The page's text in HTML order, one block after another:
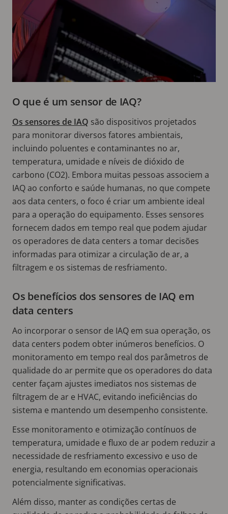
O que é um sensor de IAQ?
Os sensores de IAQ são dispositivos projetados
para monitorar diversos fatores ambientais,
incluindo poluentes e contaminantes no ar,
temperatura, umidade e níveis de dióxido de
carbono (CO2). Embora muitas pessoas associem a
IAQ ao conforto e saúde humanas, no que compete
aos data centers, o foco é criar um ambiente ideal
para a operação do equipamento. Esses sensores
fornecem dados em tempo real que podem ajudar
os operadores de data centers a tomar decisões
informadas para otimizar a circulação de ar, a
filtragem e os sistemas de resfriamento.
Os benefícios dos sensores de IAQ em
data centers
Ao incorporar o sensor de IAQ em sua operação, os
data centers podem obter inúmeros benefícios. O
monitoramento em tempo real dos parâmetros de
qualidade do ar permite que os operadores do data
center façam ajustes imediatos nos sistemas de
filtragem de ar e HVAC, evitando ineficiências do
sistema e mantendo um desempenho consistente.
Esse monitoramento e otimização contínuos de
temperatura, umidade e fluxo de ar podem reduzir a
necessidade de resfriamento excessivo e uso de
energia, resultando em economias operacionais
potencialmente significativas.
Além disso, manter as condições certas de